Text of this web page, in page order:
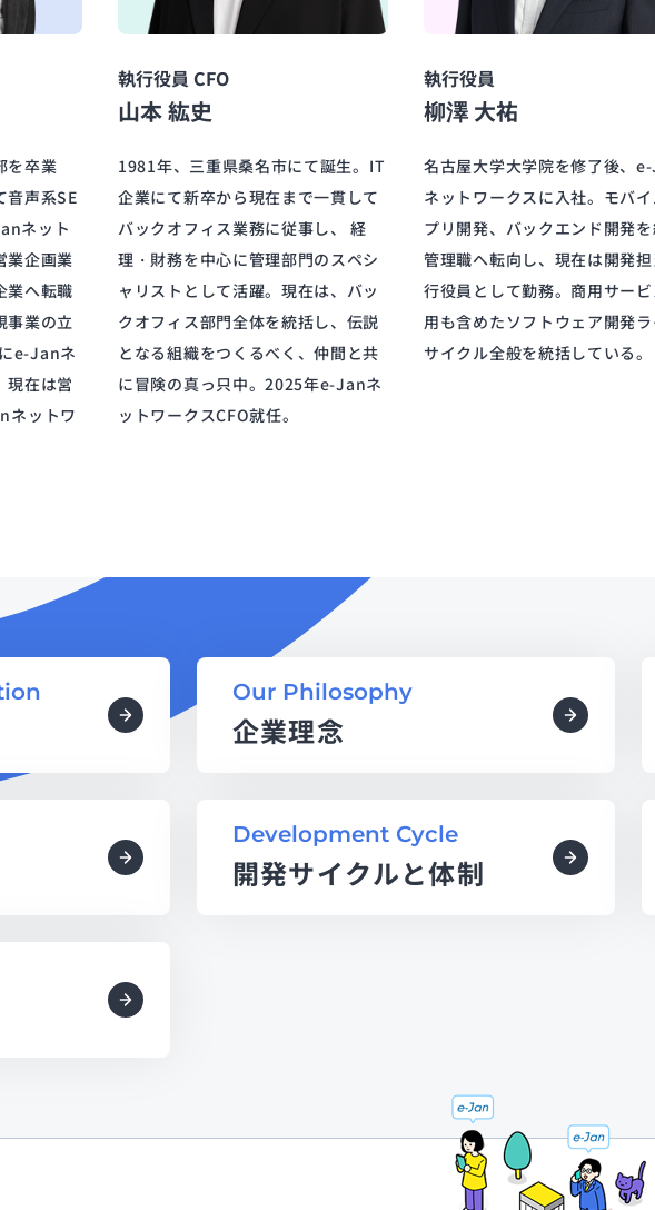
を卒業
音声系SE
ネット
業企画業
業へ転職
事業の立
e-Janネ
現在は営
ネットワ
執行役員 CFO
山本 紘史
1981年、三重県桑名市にて誕生。IT
企業にて新卒から現在まで一貫して
バックオフィス業務に従事し、 経
理・財務を中心に管理部門のスペシ
ャリストとして活躍。現在は、バッ
クオフィス部門全体を統括し、伝説
となる組織をつくるべく、仲間と共
に冒険の真っ只中。2025年e-Janネ
ットワークスCFO就任。
執行役員
柳澤 大祐
名古屋大学大学院を修了後、
ネットワークスに入社。モバ
プリ開発、バックエンド開発
管理職へ転向し、現在は開発
行役員として勤務。商用サー
用も含めたソフトウェア開発
サイクル全般を統括している。
Our Philosophy
企業理念
Development Cycle
開発サイクルと体制